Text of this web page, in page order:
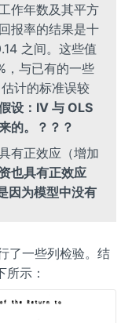
作年数及其平方
报率的结果是十
之间。这些值
，与已有的一些
计的标准误较
设：IV 与 OLS
的。？？？
有正效应（增加
也具有正效应
因为模型中没有
了一些列检验。结
示：